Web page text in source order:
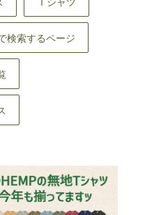
Ｔシャツ
検索するページ